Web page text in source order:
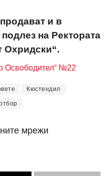
и в
на Ректората
Охридски“.
Освободител“ №22
Кюстендил
мрежи